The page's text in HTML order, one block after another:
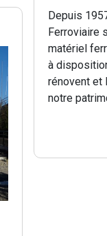
Depuis
Ferroviaire
matériel
à
rénovent et
notre